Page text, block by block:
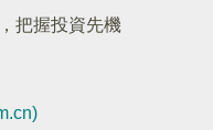
把握投資先機